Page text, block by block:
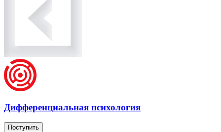
Дифференциальная психология
Поступить